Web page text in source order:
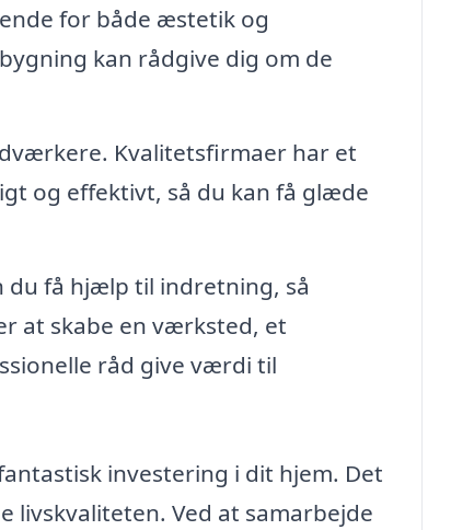
for både æstetik og
kan rådgive dig om de
Kvalitetsfirmaer har et
og effektivt, så du kan få glæde
få hjælp til indretning, så
at skabe en værksted, et
råd give værdi til
investering i dit hjem. Det
livskvaliteten. Ved at samarbejde